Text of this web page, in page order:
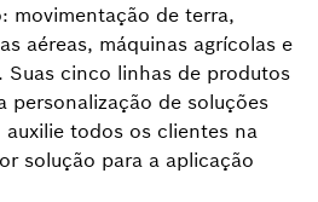
movimentação de terra,
aéreas, máquinas agrícolas e
Suas cinco linhas de produtos
personalização de soluções
todos os clientes na
solução para a aplicação